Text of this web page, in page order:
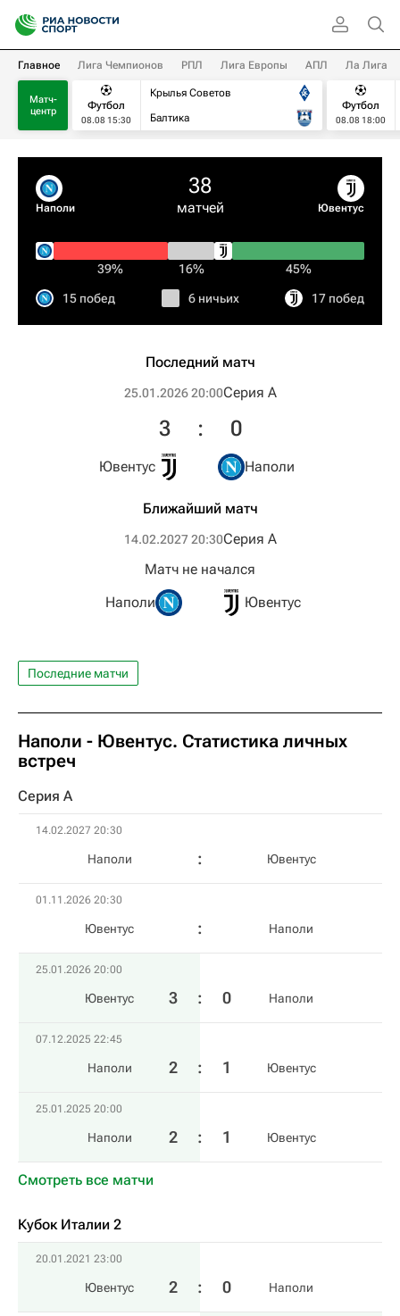
Главное Лига Чемпионов РПЛ Лига Европы АПЛ Ла Лига
Матч-
центр
Футбол
08.08 15:30
Крылья Советов
Балтика
Футбол
08.08 18:00
Наполи
38
матчей Ювентус
39% 16% 45%
15 побед 6 ничьих 17 побед
Последний матч
25.01.2026 20:00Серия А
Ювентус
3 : 0
Наполи
Ближайший матч
14.02.2027 20:30Серия А
Наполи
Матч не начался
Ювентус
Последние матчи
Наполи - Ювентус. Статистика личных
встреч
Серия А
14.02.2027 20:30
Наполи Ювентус
01.11.2026 20:30
Ювентус Наполи
25.01.2026 20:00
Ювентус 3 : 0 Наполи
07.12.2025 22:45
Наполи 2 : 1 Ювентус
25.01.2025 20:00
Наполи 2 : 1 Ювентус
Смотреть все матчи
Кубок Италии 2
20.01.2021 23:00
Ювентус 2 : 0 Наполи